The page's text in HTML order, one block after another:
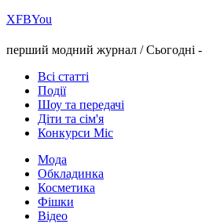
ХFBYou
перший модний журнал /Сьогодні
Всі статті
Події
Шоу та передачі
Діти та сім'я
Конкурси Міс
Мода
Обкладинка
Косметика
Фішки
Відео